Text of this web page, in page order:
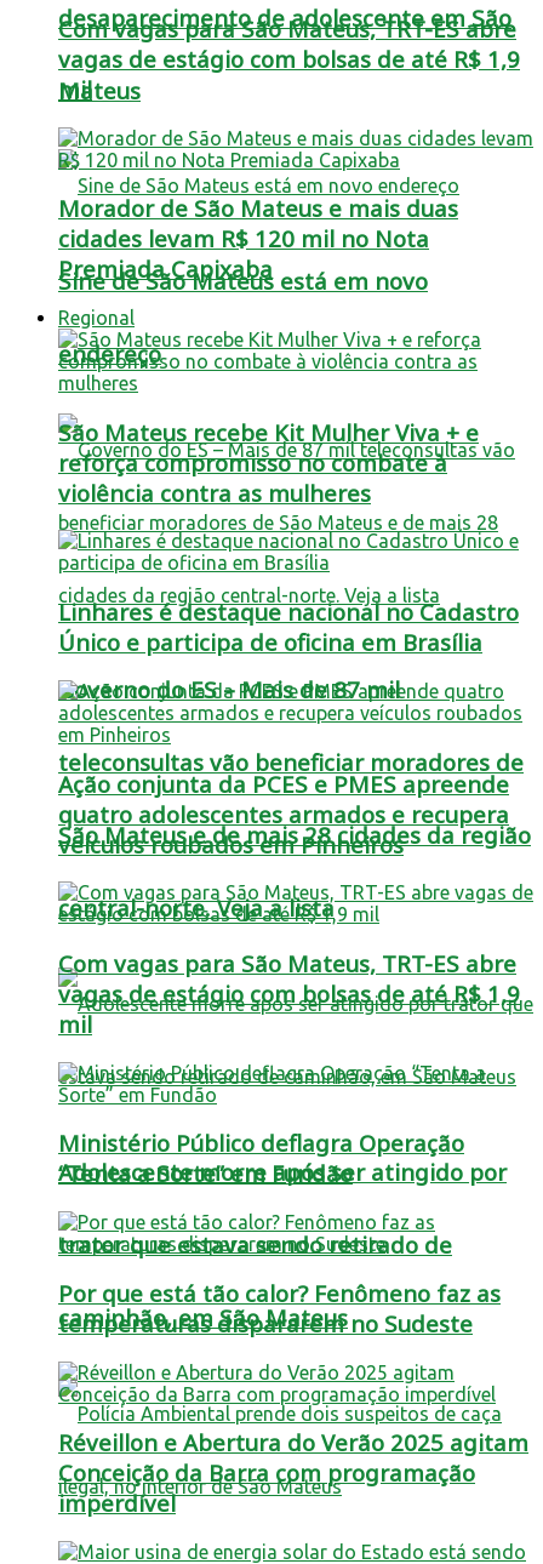
desaparecimento de adolescente em São
Mateus
Sine de São Mateus está em novo
endereço
Governo do ES – Mais de 87 mil
teleconsultas vão beneficiar moradores de
São Mateus e de mais 28 cidades da região
central-norte. Veja a lista
Adolescente morre após ser atingido por
trator que estava sendo retirado de
caminhão, em São Mateus
Com vagas para São Mateus, TRT-ES abre
vagas de estágio com bolsas de até R$ 1,9
mil
Morador de São Mateus e mais duas
cidades levam R$ 120 mil no Nota
Premiada Capixaba
Regional
São Mateus recebe Kit Mulher Viva + e
reforça compromisso no combate à
violência contra as mulheres
Linhares é destaque nacional no Cadastro
Único e participa de oficina em Brasília
Ação conjunta da PCES e PMES apreende
quatro adolescentes armados e recupera
veículos roubados em Pinheiros
Com vagas para São Mateus, TRT-ES abre
vagas de estágio com bolsas de até R$ 1,9
mil
Ministério Público deflagra Operação
“Tenta a Sorte” em Fundão
Por que está tão calor? Fenômeno faz as
temperaturas dispararem no Sudeste
Réveillon e Abertura do Verão 2025 agitam
Conceição da Barra com programação
imperdível